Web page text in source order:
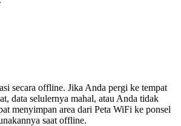
secara offline. Jika Anda pergi ke tempat
data selulernya mahal, atau Anda tidak
menyimpan area dari Peta WiFi ke ponsel
saat offline.